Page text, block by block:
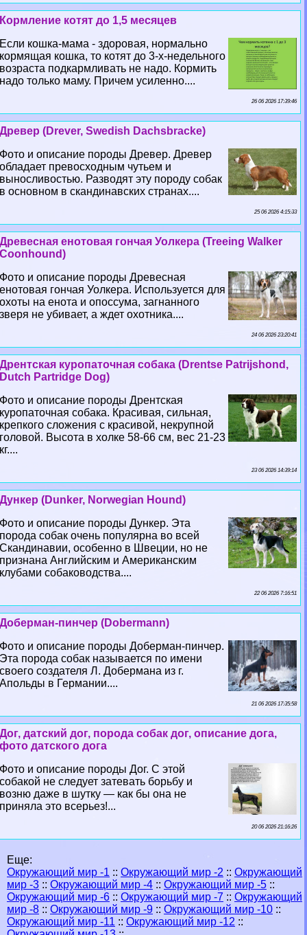
Кормление котят до 1,5 месяцев
Если кошка-мама - здоровая, нормально
кормящая кошка, то котят до 3-х-недельного
возраста подкармливать не надо. Кормить
надо только маму. Причем усиленно....
26 06 2026 17:39:46
Древер (Drever, Swedish Dachsbracke)
Фото и описание породы Древер. Древер
обладает превосходным чутьем и
выносливостью. Разводят эту породу собак
в основном в скандинавских странах....
25 06 2026 4:15:33
Древесная енотовая гончая Уолкера (Treeing Walker
Coonhound)
Фото и описание породы Древесная
енотовая гончая Уолкера. Используется для
охоты на енота и опоссума, загнанного
зверя не убивает, а ждет охотника....
24 06 2026 23:20:41
Дрентская куропаточная собака (Drentse Patrijshond,
Dutch Partridge Dog)
Фото и описание породы Дрентская
куропаточная собака. Красивая, сильная,
крепкого сложения с красивой, некрупной
головой. Высота в холке 58-66 см, вес 21-23
кг....
23 06 2026 14:39:14
Дункер (Dunker, Norwegian Hound)
Фото и описание породы Дункер. Эта
порода собак очень популярна во всей
Скандинавии, особенно в Швеции, но не
признана Английским и Американским
клубами собаководства....
22 06 2026 7:16:51
Доберман-пинчер (Dobermann)
Фото и описание породы Доберман-пинчер.
Эта порода собак называется по имени
своего создателя Л. Добермана из г.
Апольды в Германии....
21 06 2026 17:35:58
Дог, датский дог, порода собак дог, описание дога,
фото датского дога
Фото и описание породы Дог. С этой
собакой не следует затевать борьбу и
возню даже в шутку — как бы она не
приняла это всерьез!...
20 06 2026 21:16:26
Еще:
Окружающий мир -1 :: Окружающий мир -2 :: Окружающий
мир -3 :: Окружающий мир -4 :: Окружающий мир -5 ::
Окружающий мир -6 :: Окружающий мир -7 :: Окружающий
мир -8 :: Окружающий мир -9 :: Окружающий мир -10 ::
Окружающий мир -11 :: Окружающий мир -12 ::